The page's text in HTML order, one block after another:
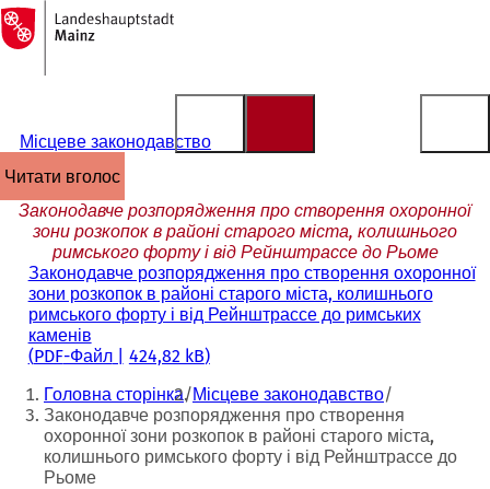
Перейти до змісту
На
головну
сторінку
Місцеве законодавство
читати вголос
Законодавче розпорядження про створення охоронної
зони розкопок в районі старого міста, колишнього
римського форту і від Рейнштрассе до Рьоме
Законодавче розпорядження про створення охоронної
зони розкопок в районі старого міста, колишнього
римського форту і від Рейнштрассе до римських
каменів
PDF-Файл 424,82 kB
Ти
тут:
Головна сторінка Місцеве законодавство
Законодавче розпорядження про створення
охоронної зони розкопок в районі старого міста,
колишнього римського форту і від Рейнштрассе до
Рьоме